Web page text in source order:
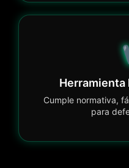
Herramienta
Cumple normativa,
para